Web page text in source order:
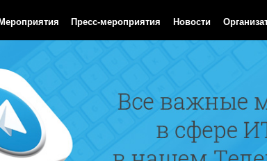
Пресс-мероприятия Новости